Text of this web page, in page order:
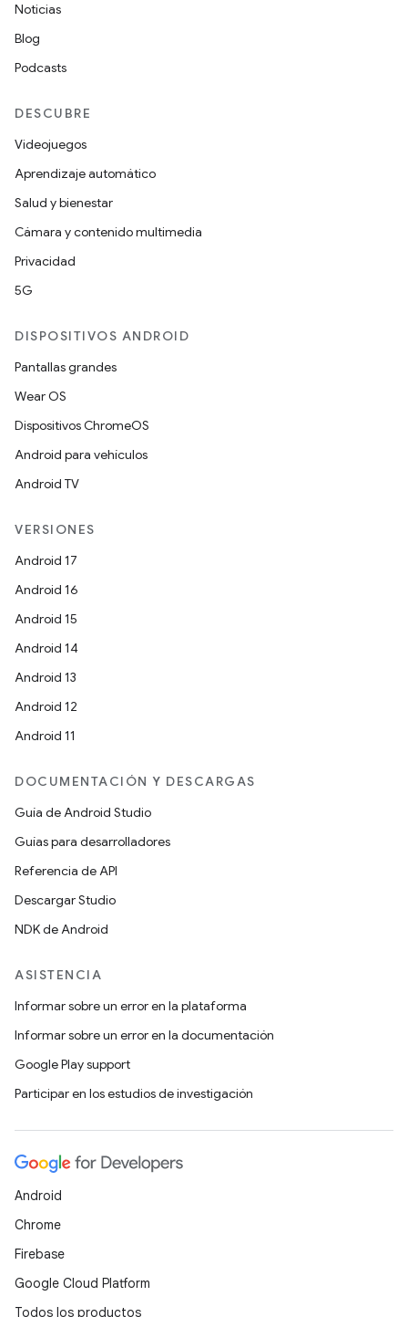
Noticias
Blog
Podcasts
DESCUBRE
Videojuegos
Aprendizaje automático
Salud y bienestar
Cámara y contenido multimedia
Privacidad
5G
DISPOSITIVOS ANDROID
Pantallas grandes
Wear OS
Dispositivos ChromeOS
Android para vehículos
Android TV
VERSIONES
Android 17
Android 16
Android 15
Android 14
Android 13
Android 12
Android 11
DOCUMENTACIÓN Y DESCARGAS
Guía de Android Studio
Guías para desarrolladores
Referencia de API
Descargar Studio
NDK de Android
ASISTENCIA
Informar sobre un error en la plataforma
Informar sobre un error en la documentación
Google Play support
Participar en los estudios de investigación
Android
Chrome
Firebase
Google Cloud Platform
Todos los productos